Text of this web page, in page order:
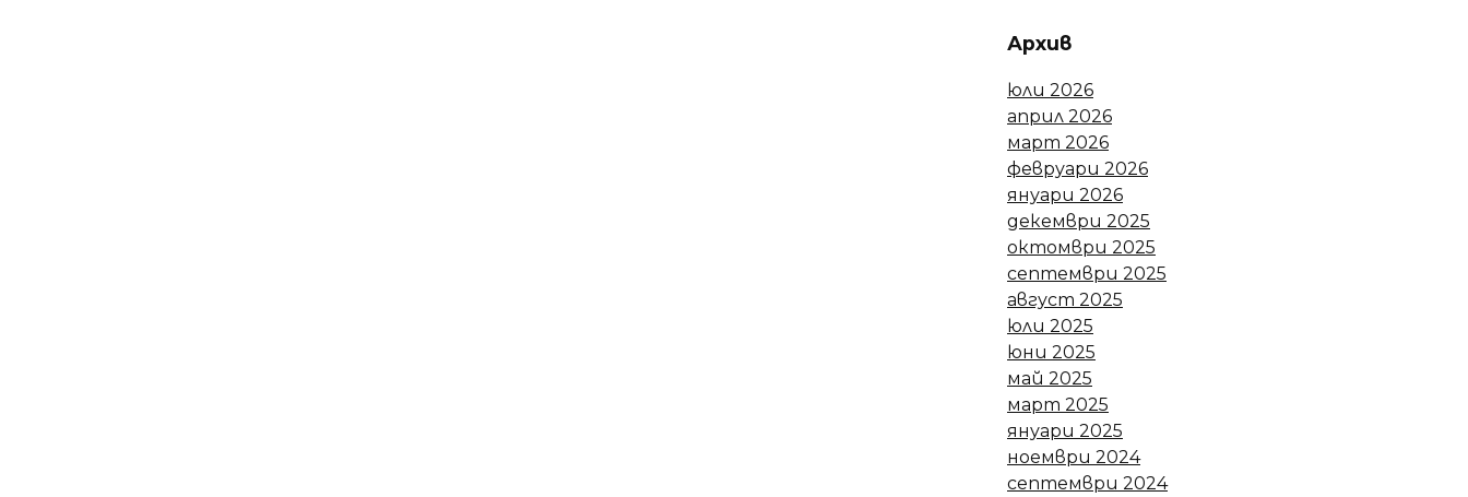
Архив
юли 2026
април 2026
март 2026
февруари 2026
януари 2026
декември 2025
октомври 2025
септември 2025
август 2025
юли 2025
юни 2025
май 2025
март 2025
януари 2025
ноември 2024
септември 2024